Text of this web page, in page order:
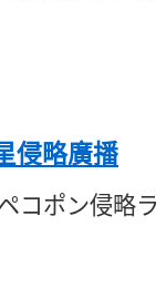
侵略廣播
コポン侵略